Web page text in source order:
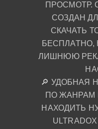
ПРОСМОТР.
СОЗДАН
СКАЧАТЬ
БЕСПЛАТНО,
ЛИШНЮЮ
🔎 УДОБНАЯ
ПО ЖАНРАМ
НАХОДИТЬ